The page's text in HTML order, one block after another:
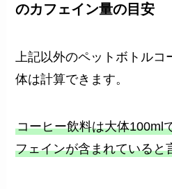
のカフェイン量の目安
上記以外のペットボトルコ
体は計算できます。
コーヒー飲料は大体100ml
フェインが含まれていると